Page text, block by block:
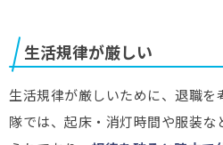
生活規律が厳しい
生活規律が厳しいために、退職を
隊では、起床・消灯時間や服装な